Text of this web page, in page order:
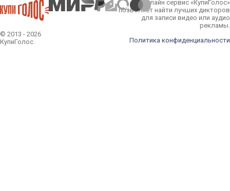
© 2013 - 2026
КупиГолос
Онлайн сервис «КупиГолос»
позволяет найти лучших дикторов
для записи видео или аудио
рекламы.
Политика конфиденциальности